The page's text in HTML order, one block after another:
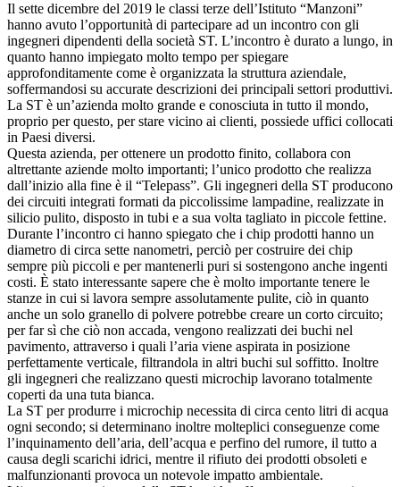
Il sette dicembre del 2019 le classi terze dell’Istituto “Manzoni”
hanno avuto l’opportunità di partecipare ad un incontro con gli
ingegneri dipendenti della società ST. L’incontro è durato a lungo, in
quanto hanno impiegato molto tempo per spiegare
approfonditamente come è organizzata la struttura aziendale,
soffermandosi su accurate descrizioni dei principali settori produttivi.
La ST è un’azienda molto grande e conosciuta in tutto il mondo,
proprio per questo, per stare vicino ai clienti, possiede uffici collocati
in Paesi diversi.
Questa azienda, per ottenere un prodotto finito, collabora con
altrettante aziende molto importanti; l’unico prodotto che realizza
dall’inizio alla fine è il “Telepass”. Gli ingegneri della ST producono
dei circuiti integrati formati da piccolissime lampadine, realizzate in
silicio pulito, disposto in tubi e a sua volta tagliato in piccole fettine.
Durante l’incontro ci hanno spiegato che i chip prodotti hanno un
diametro di circa sette nanometri, perciò per costruire dei chip
sempre più piccoli e per mantenerli puri si sostengono anche ingenti
costi. È stato interessante sapere che è molto importante tenere le
stanze in cui si lavora sempre assolutamente pulite, ciò in quanto
anche un solo granello di polvere potrebbe creare un corto circuito;
per far sì che ciò non accada, vengono realizzati dei buchi nel
pavimento, attraverso i quali l’aria viene aspirata in posizione
perfettamente verticale, filtrandola in altri buchi sul soffitto. Inoltre
gli ingegneri che realizzano questi microchip lavorano totalmente
coperti da una tuta bianca.
La ST per produrre i microchip necessita di circa cento litri di acqua
ogni secondo; si determinano inoltre molteplici conseguenze come
l’inquinamento dell’aria, dell’acqua e perfino del rumore, il tutto a
causa degli scarichi idrici, mentre il rifiuto dei prodotti obsoleti e
malfunzionanti provoca un notevole impatto ambientale.